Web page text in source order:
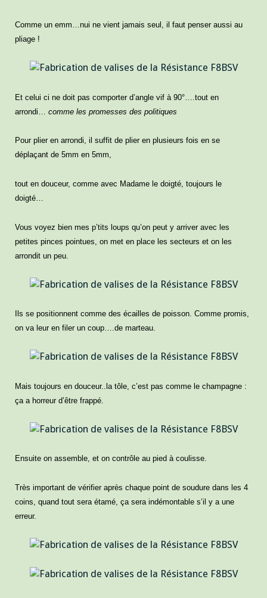
Comme un emm…nui ne vient jamais seul, il faut penser aussi au
pliage !
Et celui ci ne doit pas comporter d’angle vif à 90°….tout en
arrondi… comme les promesses des politiques
Pour plier en arrondi, il suffit de plier en plusieurs fois en se
déplaçant de 5mm en 5mm,
tout en douceur, comme avec Madame le doigté, toujours le
doigté…
Vous voyez bien mes p’tits loups qu’on peut y arriver avec les
petites pinces pointues, on met en place les secteurs et on les
arrondit un peu.
Ils se positionnent comme des écailles de poisson. Comme promis,
on va leur en filer un coup….de marteau.
Mais toujours en douceur..la tôle, c’est pas comme le champagne :
ça a horreur d’être frappé.
Ensuite on assemble, et on contrôle au pied à coulisse.
Très important de vérifier après chaque point de soudure dans les 4
coins, quand tout sera étamé, ça sera indémontable s’il y a une
erreur.